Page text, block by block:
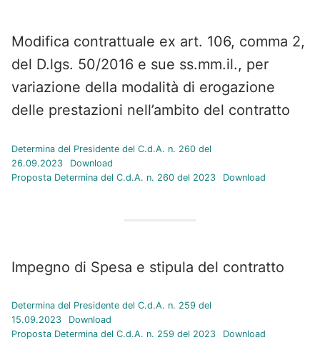
Modifica contrattuale ex art. 106, comma 2,
del D.lgs. 50/2016 e sue ss.mm.il., per
variazione della modalità di erogazione
delle prestazioni nell’ambito del contratto
Determina del Presidente del C.d.A. n. 260 del
26.09.2023
Download
Proposta Determina del C.d.A. n. 260 del 2023
Download
Impegno di Spesa e stipula del contratto
Determina del Presidente del C.d.A. n. 259 del
15.09.2023
Download
Proposta Determina del C.d.A. n. 259 del 2023
Download